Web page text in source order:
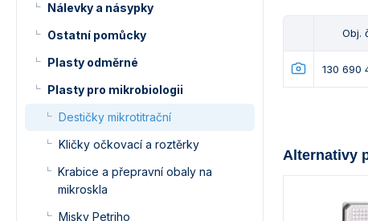
Nálevky a násypky
Ostatní pomůcky
Plasty odměrné
Plasty pro mikrobiologii
Destičky mikrotitrační
Kličky očkovací a roztěrky
Krabice a přepravní obaly na
mikroskla
Misky Petriho
Obj.
130 690
Alternativy